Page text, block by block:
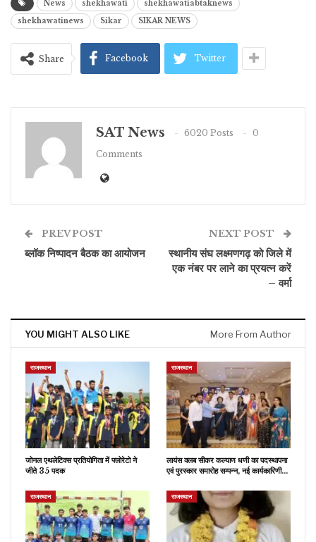
News shekhawati
shekhawatiabtaknews
shekhawatinews
Sikar SIKAR NEWS
Share Facebook Twitter
SAT News 6020 Posts
0
Comments
PREV POST
ब्लॉक निष्पादन बैठक का आयोजन
NEXT POST
स्थानीय संघ लक्ष्मणगढ़ को जिले में
एक नंबर पर लाने का प्रयत्न करें
– वर्मा
YOU MIGHT ALSO LIKE More From Author
राजस्थान
जोनल एथलेटिक्स प्रतियोगिता में फ्लोरेटो ने
जीते 35 पदक
राजस्थान
लायंस क्लब सीकर कल्याण धणी का पदस्थापना
एवं पुरस्कार समारोह सम्पन्न, नई कार्यकारिणी…
राजस्थान राजस्थान